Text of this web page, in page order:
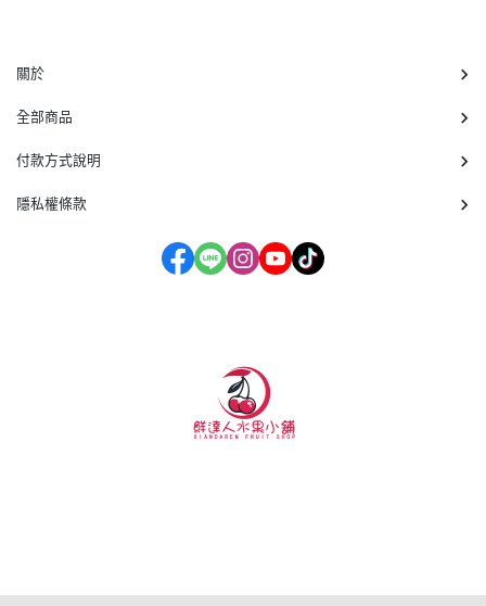
關於
全部商品
付款方式說明
隱私權條款